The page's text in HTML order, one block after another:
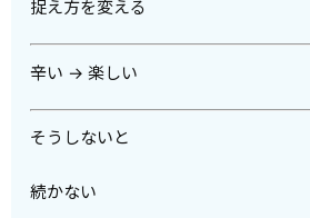
捉え方を変える
辛い → 楽しい
そうしないと
続かない